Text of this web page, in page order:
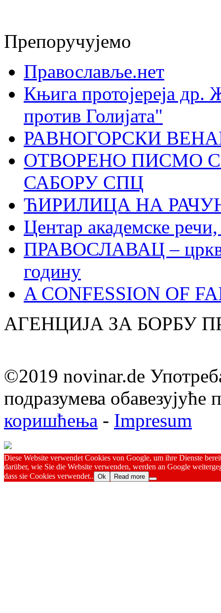
Препоручујемо
Православље.нет
Књига протојереја др.
против Голијата"
РАВНОГОРСКИ
ОТВОРЕНО ПИСМО
САБОРУ СПЦ
ЋИРИЛИЦА НА
Центар академске
ПРАВОСЛАВАЦ –
годину
A CONFESSION OF
АГЕНЦИЈА ЗА БОРБУ
©2019 novinar.de
подразумева обавезујуће
коришћења - Impresum
Diese Website verwendet Cookies von Google, um ihre Dienste
darüber, wie Sie die Website verwenden, werden an Google
dass sie Cookies verwendet.. Ok Read more